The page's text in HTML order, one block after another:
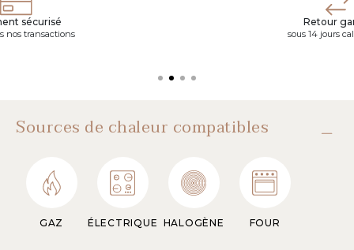
sécurisé
nos transactions
Retour
sous 14 jours
Sources de chaleur compatibles
GAZ ÉLECTRIQUE HALOGÈNE FOUR